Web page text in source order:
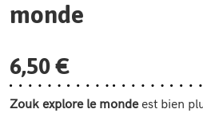
monde
6,50 €
Zouk explore le mondeest bien